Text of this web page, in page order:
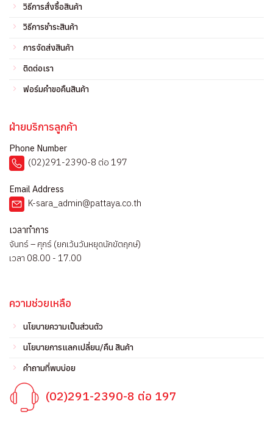
วิธีการสั่งซื้อสินค้า
วิธีการชำระสินค้า
การจัดส่งสินค้า
ติดต่อเรา
ฟอร์มคำขอคืนสินค้า
ฝ่ายบริการลูกค้า
Phone Number
(02)291-2390-8 ต่อ 197
Email Address
K-sara_admin@pattaya.co.th
เวลาทำการ
จันทร์ – ศุกร์ (ยกเว้นวันหยุดนักขัตฤกษ์)
เวลา 08.00 - 17.00
ความช่วยเหลือ
นโยบายความเป็นส่วนตัว
นโยบายการแลกเปลี่ยน/คืน สินค้า
คำถามที่พบบ่อย
(02)291-2390-8 ต่อ 197